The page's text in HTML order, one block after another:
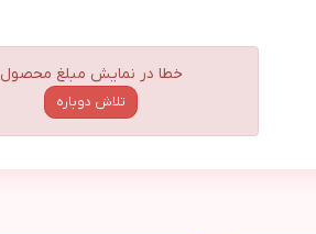
خطا در نمایش مبلغ محصول
تلاش دوباره